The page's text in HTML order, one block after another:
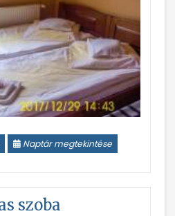
Naptár megtekintése
szoba